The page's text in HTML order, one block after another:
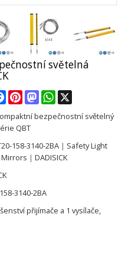
světelná
FacebookPinterestMastodonWhatsApp
bezpečnostní světelný
QBT
158-3140-2BA｜Safety Light
｜DADISICK
3140-2BA
přijímače a 1 vysílače,